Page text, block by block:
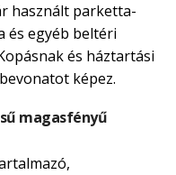
használt parketta-
és egyéb beltéri
és háztartási
képez.
magasfényű